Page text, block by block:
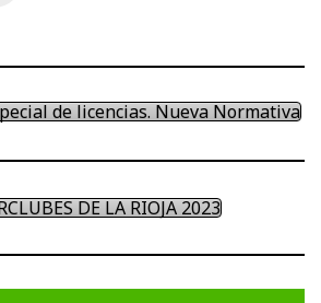
de licencias. Nueva Normativa
DE LA RIOJA 2023